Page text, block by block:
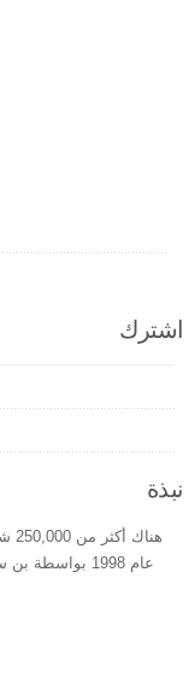
اشترك
نبذة
عام 1998 بواسطة بن ستيد و أصبح جزأ من شبكة Heartlight فى عام 2000